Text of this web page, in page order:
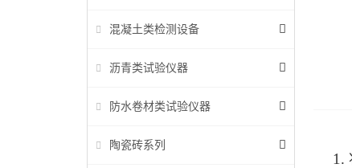
混凝土类检测设备
沥青类试验仪器
防水卷材类试验仪器
陶瓷砖系列
1.